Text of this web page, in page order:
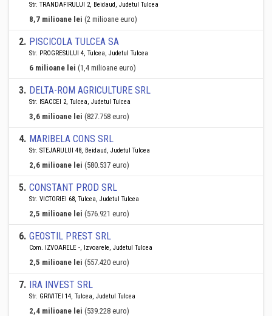
Str. TRANDAFIRULUI 2, Beidaud, Judetul Tulcea
8,7 milioane lei (2 milioane euro)
2. PISCICOLA TULCEA SA
Str. PROGRESULUI 4, Tulcea, Judetul Tulcea
6 milioane lei (1,4 milioane euro)
3. DELTA-ROM AGRICULTURE SRL
Str. ISACCEI 2, Tulcea, Judetul Tulcea
3,6 milioane lei (827.758 euro)
4. MARIBELA CONS SRL
Str. STEJARULUI 48, Beidaud, Judetul Tulcea
2,6 milioane lei (580.537 euro)
5. CONSTANT PROD SRL
Str. VICTORIEI 68, Tulcea, Judetul Tulcea
2,5 milioane lei (576.921 euro)
6. GEOSTIL PREST SRL
Com. IZVOARELE -, Izvoarele, Judetul Tulcea
2,5 milioane lei (557.420 euro)
7. IRA INVEST SRL
Str. GRIVITEI 14, Tulcea, Judetul Tulcea
2,4 milioane lei (539.228 euro)